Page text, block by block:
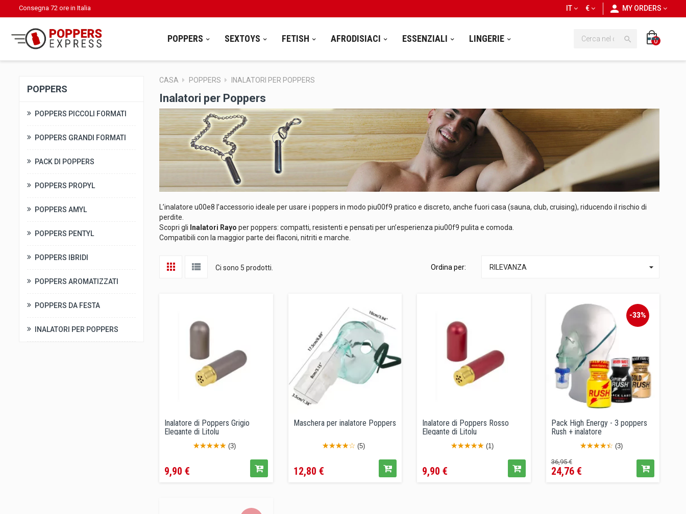
Consegna 72 ore in Italia personnMY ORDERS
€
IT
POPPERS SEXTOYS FETISH AFRODISIACI ESSENZIALI LINGERIE  0
POPPERS
POPPERS PICCOLI FORMATI
POPPERS GRANDI FORMATI
PACK DI POPPERS
POPPERS PROPYL
POPPERS AMYL
POPPERS PENTYL
POPPERS IBRIDI
POPPERS AROMATIZZATI
POPPERS DA FESTA
INALATORI PER POPPERS
CASA POPPERS INALATORI PER POPPERS
Inalatori per Poppers
L’inalatore u00e8 l’accessorio ideale per usare i poppers in modo piu00f9 pratico e discreto, anche fuori casa (sauna, club, cruising), riducendo il rischio di
perdite.
Scopri gli Inalatori Rayo per poppers: compatti, resistenti e pensati per un’esperienza piu00f9 pulita e comoda.
Compatibili con la maggior parte dei flaconi, nitriti e marche.
Ci sono 5 prodotti. Ordina per: RILEVANZA 
Inalatore di Poppers Grigio
Elegante di Litolu
(3)
9,90 €
Maschera per inalatore Poppers
(5)
12,80 €
Inalatore di Poppers Rosso
Elegante di Litolu
(1)
9,90 €
-33%
Pack High Energy - 3 poppers
Rush + inalatore
(3)
Prezzo
base
36,95 €Prezzo
24,76 €